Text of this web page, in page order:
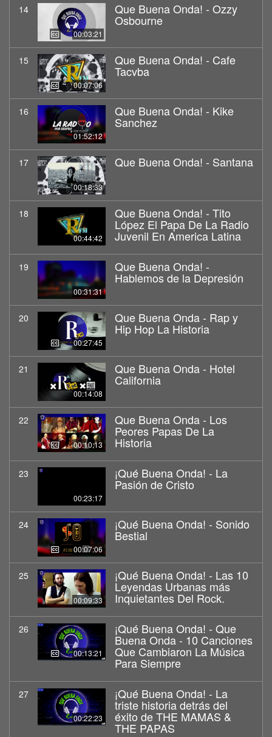
14
00:03:21
Que Buena Onda! - Ozzy
Osbourne
15
00:07:06
Que Buena Onda! - Cafe
Tacvba
16
01:52:12
Que Buena Onda! - Kike
Sanchez
17
00:18:33
Que Buena Onda! - Santana
18
00:44:42
Que Buena Onda! - Tito
López El Papa De La Radio
Juvenil En America Latina
19
00:31:31
Que Buena Onda! -
Hablemos de la Depresión
20
00:27:45
Que Buena Onda - Rap y
Hip Hop La Historia
21
00:14:08
Que Buena Onda - Hotel
California
22
00:10:13
Que Buena Onda - Los
Peores Papas De La
Historia
23
00:23:17
¡Qué Buena Onda! - La
Pasión de Cristo
24
00:07:06
¡Qué Buena Onda! - Sonido
Bestial
25
00:09:33
¡Qué Buena Onda! - Las 10
Leyendas Urbanas más
Inquietantes Del Rock.
26
00:13:21
¡Qué Buena Onda! - Que
Buena Onda - 10 Canciones
Que Cambiaron La Música
Para Siempre
27
00:22:23
¡Qué Buena Onda! - La
triste historia detrás del
éxito de THE MAMAS &
THE PAPAS